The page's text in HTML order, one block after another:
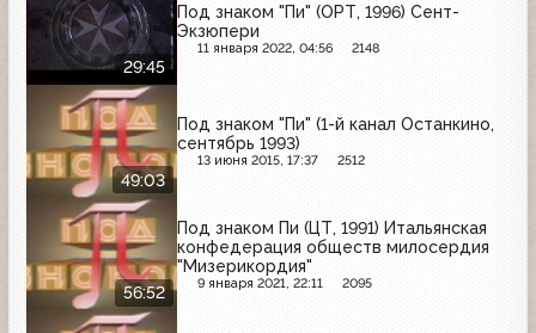
29:45
Под знаком "Пи" (ОРТ, 1996) Сент-
Экзюпери
11 января 2022, 04:56 2148
49:03
Под знаком "Пи" (1-й канал Останкино,
сентябрь 1993)
13 июня 2015, 17:37 2512
56:52
Под знаком Пи (ЦТ, 1991) Итальянская
конфедерация обществ милосердия
"Мизерикордия"
9 января 2021, 22:11 2095